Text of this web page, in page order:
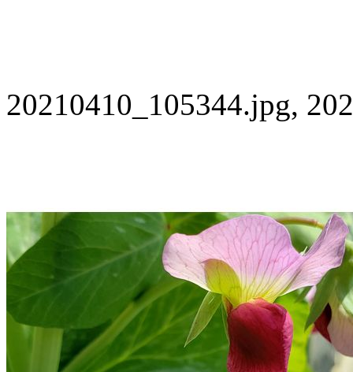
20210410_105344.jpg,